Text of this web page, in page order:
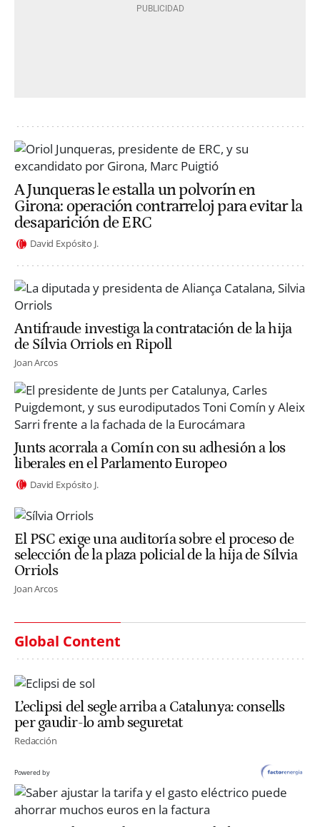
A Junqueras le estalla un polvorín en
Girona: operación contrarreloj para evitar la
desaparición de ERC
David Expósito J.
Antifraude investiga la contratación de la hija
de Sílvia Orriols en Ripoll
Joan Arcos
Junts acorrala a Comín con su adhesión a los
liberales en el Parlamento Europeo
David Expósito J.
El PSC exige una auditoría sobre el proceso de
selección de la plaza policial de la hija de Sílvia
Orriols
Joan Arcos
Global Content
L’eclipsi del segle arriba a Catalunya: consells
per gaudir-lo amb seguretat
Redacción
Powered by